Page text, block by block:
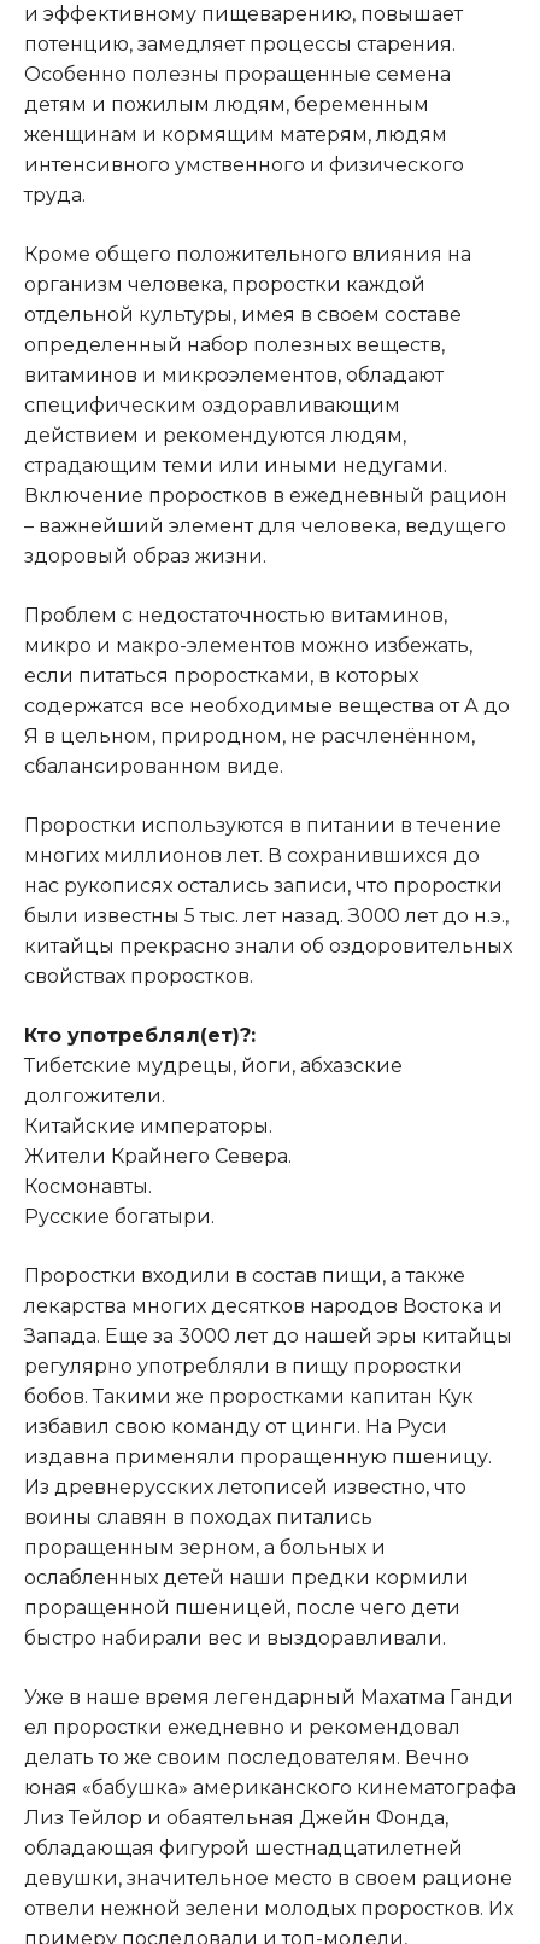
и эффективному пищеварению, повышает
потенцию, замедляет процессы старения.
Особенно полезны проращенные семена
детям и пожилым людям, беременным
женщинам и кормящим матерям, людям
интенсивного умственного и физического
труда.
Кроме общего положительного влияния на
организм человека, проростки каждой
отдельной культуры, имея в своем составе
определенный набор полезных веществ,
витаминов и микроэлементов, обладают
специфическим оздоравливающим
действием и рекомендуются людям,
страдающим теми или иными недугами.
Включение проростков в ежедневный рацион
– важнейший элемент для человека, ведущего
здоровый образ жизни.
Проблем с недостаточностью витаминов,
микро и макро-элементов можно избежать,
если питаться проростками, в которых
содержатся все необходимые вещества от А до
Я в цельном, природном, не расчленённом,
сбалансированном виде.
Проростки используются в питании в течение
многих миллионов лет. В сохранившихся до
нас рукописях остались записи, что проростки
были известны 5 тыс. лет назад. З000 лет до н.э.,
китайцы прекрасно знали об оздоровительных
свойствах проростков.
Кто употреблял(ет)?:
Тибетские мудрецы, йоги, абхазские
долгожители.
Китайские императоры.
Жители Крайнего Севера.
Космонавты.
Русские богатыри.
Проростки входили в состав пищи, а также
лекарства многих десятков народов Востока и
Запада. Еще за 3000 лет до нашей эры китайцы
регулярно употребляли в пищу проростки
бобов. Такими же проростками капитан Кук
избавил свою команду от цинги. На Руси
издавна применяли проращенную пшеницу.
Из древнерусских летописей известно, что
воины славян в походах питались
проращенным зерном, а больных и
ослабленных детей наши предки кормили
проращенной пшеницей, после чего дети
быстро набирали вес и выздоравливали.
Уже в наше время легендарный Махатма Ганди
ел проростки ежедневно и рекомендовал
делать то же своим последователям. Вечно
юная «бабушка» американского кинематографа
Лиз Тейлор и обаятельная Джейн Фонда,
обладающая фигурой шестнадцатилетней
девушки, значительное место в своем рационе
отвели нежной зелени молодых проростков. Их
примеру последовали и топ-модели,